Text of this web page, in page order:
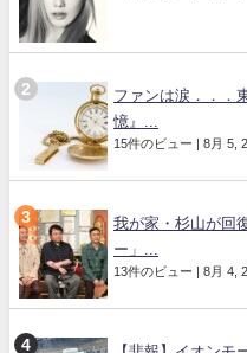
ファンは涙．．．
憶』...
15件のビュー | 8月 5,
我が家・杉山が回
ー」...
13件のビュー | 8月 4,